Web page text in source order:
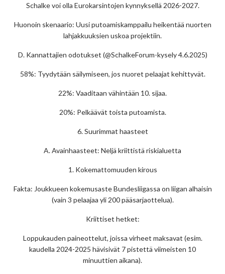
Schalke voi olla Eurokarsintojen kynnyksellä 2026-2027.
Huonoin skenaario: Uusi putoamiskamppailu heikentää nuorten
lahjakkuuksien uskoa projektiin.
D. Kannattajien odotukset (@SchalkeForum-kysely 4.6.2025)
58%: Tyydytään säilymiseen, jos nuoret pelaajat kehittyvät.
22%: Vaaditaan vähintään 10. sijaa.
20%: Pelkäävät toista putoamista.
6. Suurimmat haasteet
A. Avainhaasteet: Neljä kriittistä riskialuetta
1. Kokemattomuuden kirous
Fakta: Joukkueen kokemusaste Bundesliigassa on liigan alhaisin
(vain 3 pelaajaa yli 200 pääsarjaottelua).
Kriittiset hetket:
Loppukauden paineottelut, joissa virheet maksavat (esim.
kaudella 2024-2025 hävisivät 7 pistettä viimeisten 10
minuuttien aikana).